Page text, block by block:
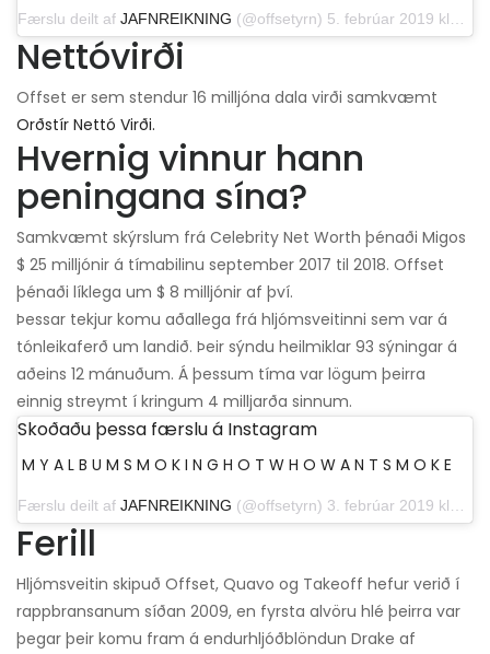
Færslu deilt af JAFNREIKNING (@offsetyrn) 5. febrúar 2019 klukkan 15:17 PST
Nettóvirði
Offset er sem stendur 16 milljóna dala virði samkvæmt
Orðstír Nettó Virði.
Hvernig vinnur hann
peningana sína?
Samkvæmt skýrslum frá Celebrity Net Worth þénaði Migos
$ 25 milljónir á tímabilinu september 2017 til 2018. Offset
þénaði líklega um $ 8 milljónir af því.
Þessar tekjur komu aðallega frá hljómsveitinni sem var á
tónleikaferð um landið. Þeir sýndu heilmiklar 93 sýningar á
aðeins 12 mánuðum. Á þessum tíma var lögum þeirra
einnig streymt í kringum 4 milljarða sinnum.
Skoðaðu þessa færslu á Instagram
M Y A L B U M S M O K I N G H O T W H O W A N T S M O K E
Færslu deilt af JAFNREIKNING (@offsetyrn) 3. febrúar 2019 klukkan 18:16 PST
Ferill
Hljómsveitin skipuð Offset, Quavo og Takeoff hefur verið í
rappbransanum síðan 2009, en fyrsta alvöru hlé þeirra var
þegar þeir komu fram á endurhljóðblöndun Drake af